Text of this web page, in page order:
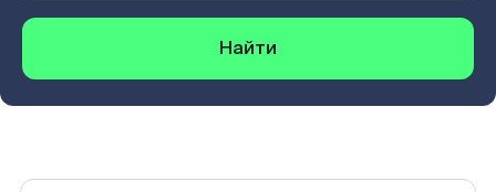
Найти